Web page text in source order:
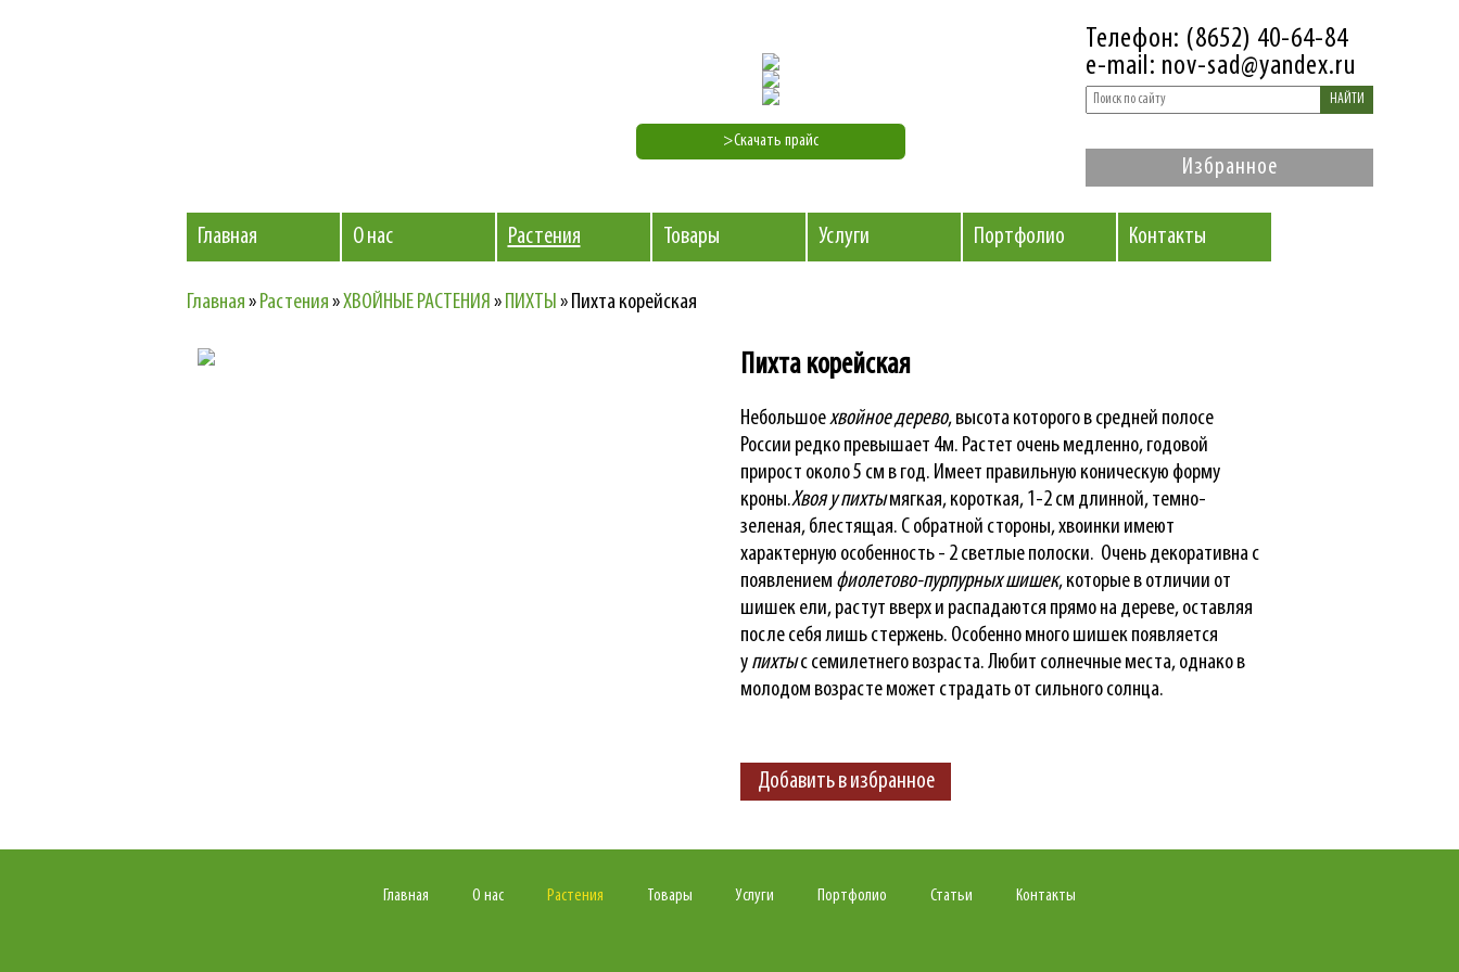
>Скачать прайс
Телефон: (8652) 40-64-84
e-mail: nov-sad@yandex.ru
НАЙТИ
Избранное
Главная О нас Растения Товары Услуги Портфолио Контакты
Главная» Растения»ХВОЙНЫЕ РАСТЕНИЯ » ПИХТЫ » Пихта корейская
Пихта корейская
Небольшоехвойное дерево, высота которого в средней полосе
России редко превышает 4м. Растет очень медленно, годовой
прирост около 5 см в год. Имеет правильную коническую форму
кроны.Хвоя у пихтымягкая, короткая, 1-2 см длинной, темно-
зеленая, блестящая. С обратной стороны, хвоинки имеют
характерную особенность - 2 светлые полоски. Очень декоративна с
появлением фиолетово-пурпурных шишек, которые в отличии от
шишек ели, растут вверх и распадаются прямо на дереве, оставляя
после себя лишь стержень. Особенно много шишек появляется
упихтыс семилетнего возраста. Любит солнечные места, однако в
молодом возрасте может страдать от сильного солнца.
Добавить в избранное
Главная О нас Растения Товары Услуги Портфолио Статьи Контакты